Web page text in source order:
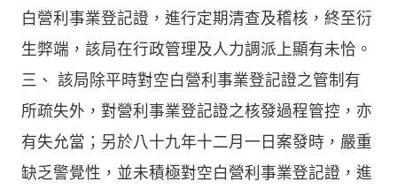
白營利事業登記證，進行定期清查及稽核，終至衍
生弊端，該局在行政管理及人力調派上顯有未恰。
三、 該局除平時對空白營利事業登記證之管制有
所疏失外，對營利事業登記證之核發過程管控，亦
有失允當；另於八十九年十二月一日案發時，嚴重
缺乏警覺性，並未積極對空白營利事業登記證，進